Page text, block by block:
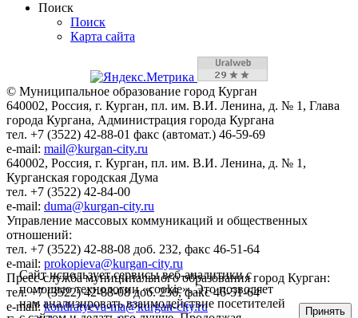
Поиск
Поиск
Карта сайта
© Муниципальное образование город Курган
640002, Россия, г. Курган, пл. им. В.И. Ленина, д. № 1, Глава
города Кургана, Администрация города Кургана
тел. +7 (3522) 42-88-01 факс (автомат.) 46-59-69
e-mail: mail@kurgan-city.ru
640002, Россия, г. Курган, пл. им. В.И. Ленина, д. № 1,
Курганская городская Дума
тел. +7 (3522) 42-84-00
e-mail: duma@kurgan-city.ru
Управление массовых коммуникаций и общественных
отношений:
тел. +7 (3522) 42-88-08 доб. 232, факс 46-51-64
e-mail: prokopieva@kurgan-city.ru
Пресс-служба муниципального образования город Курган:
тел. +7 (3522) 42-88-08 доб. 236, факс 46-51-64
e-mail:kondratyeva-ma@kurgan-city.ru
Сайт использует сервисы веб-аналитики с
помощью технологии «cookie». Это позволяет
нам анализировать взаимодействие посетителей
Принять